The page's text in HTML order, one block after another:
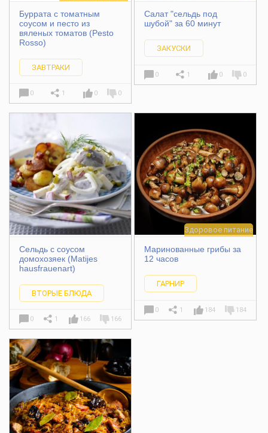
Буррата с томатным
соусом и песто из
вяленых томатов (Pesto
Rosso)
ЗАВТРАКИ
0 1 0 0
Салат "сельдь под
шубой" за 60 минут
ЗАКУСКИ
0 1 0 0
Сельдь с соусом
домохозяек (Matijes
hausfrauenart)
ВТОРЫЕ БЛЮДА
0 1 166 166
Здоровое питание
Маринованные грибы за
12 часов
ГАРНИР
0 1 184 184